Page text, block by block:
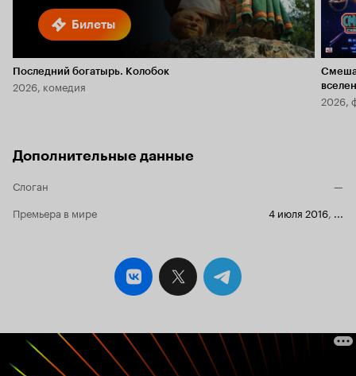
Билеты
Последний богатырь. Колобок
2026, комедия
2026,
Дополнительные данные
Слоган
—
Премьера в мире
4 июля 2016, ...